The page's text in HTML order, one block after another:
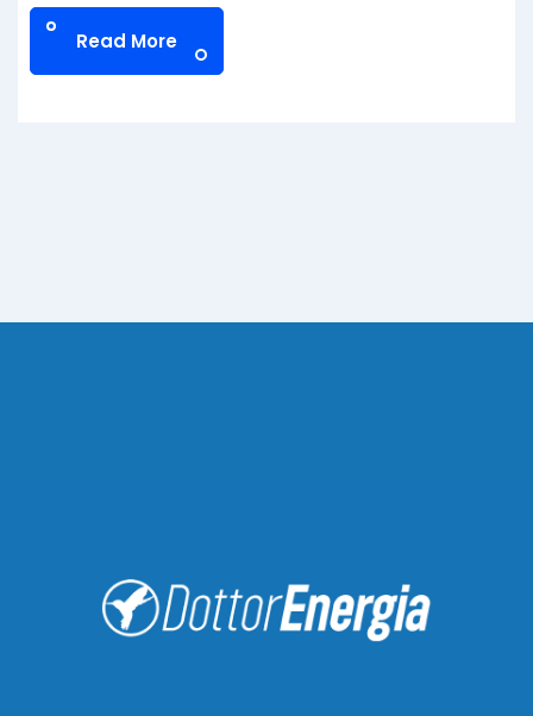
Read More